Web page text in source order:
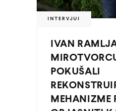
INTERVJUI
IVAN
POKUŠALI
MEHANIZME